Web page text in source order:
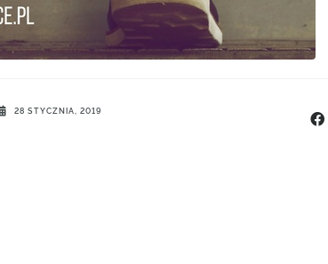
28 STYCZNIA, 2019